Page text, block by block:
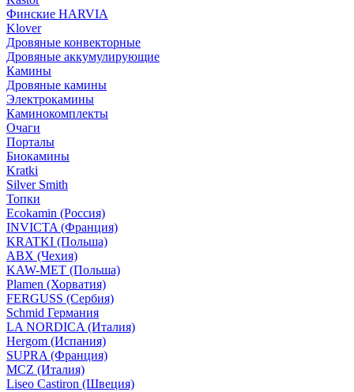
Финские HARVIA
Klover
Дровяные конвекторные
Дровяные аккумулирующие
Камины
Дровяные камины
Электрокамины
Каминокомплекты
Очаги
Порталы
Биокамины
Kratki
Silver Smith
Топки
Ecokamin (Россия)
INVICTA (Франция)
KRATKI (Польша)
ABX (Чехия)
KAW-MET (Польша)
Plamen (Хорватия)
FERGUSS (Сербия)
Schmid Германия
LA NORDICA (Италия)
Hergom (Испания)
SUPRA (Франция)
MCZ (Италия)
Liseo Castiron (Швеция)